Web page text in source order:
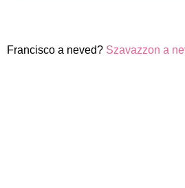
Francisco a neved? Szavazzon a